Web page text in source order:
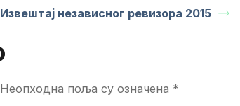
Извештај независног ревизора 2015
Неопходна поља су означена *